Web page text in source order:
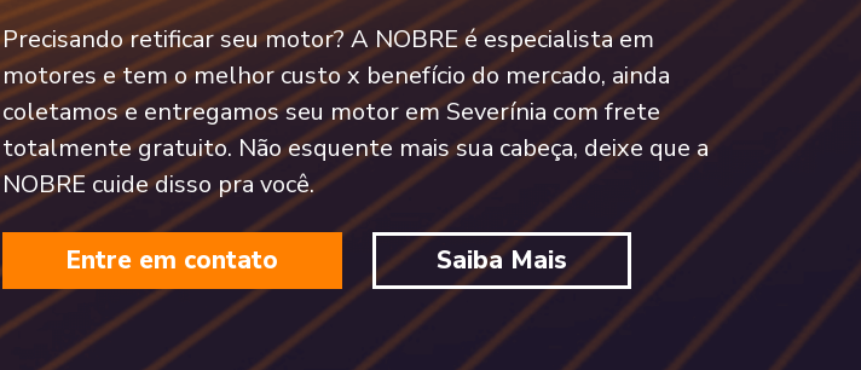
Precisando retificar seu motor? A NOBRE é especialista em
motores e tem o melhor custo x benefício do mercado, ainda
coletamos e entregamos seu motor em Severínia com frete
totalmente gratuito. Não esquente mais sua cabeça, deixe que a
NOBRE cuide disso pra você.
Entre em contato Saiba Mais